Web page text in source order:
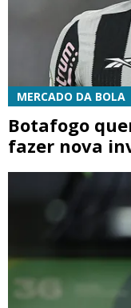
MERCADO DA BOLA
Botafogo
fazer nova